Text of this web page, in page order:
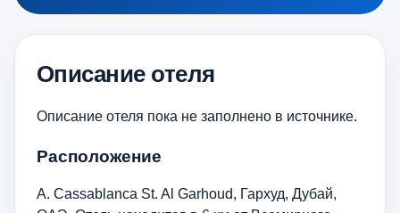
Описание отеля
Описание отеля пока не заполнено в источнике.
Расположение
A. Cassablanca St. Al Garhoud, Гархуд, Дубай,